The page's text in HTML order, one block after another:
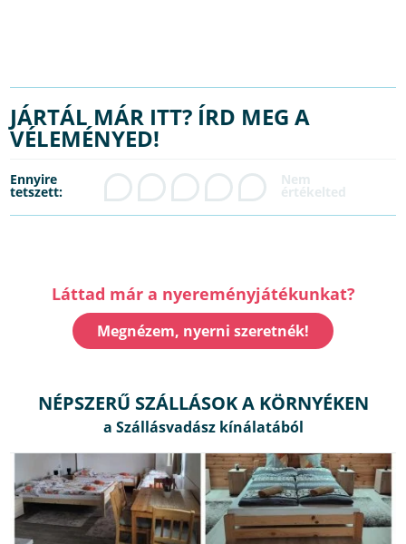
JÁRTÁL MÁR ITT? ÍRD MEG A
VÉLEMÉNYED!
Ennyire
tetszett:
Láttad már a nyereményjátékunkat?
Megnézem, nyerni szeretnék!
NÉPSZERŰ SZÁLLÁSOK A KÖRNYÉKEN